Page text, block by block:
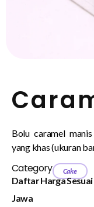
Bolu caramel
yang khas (ukuran
Category Cake
Daftar Harga
Jawa